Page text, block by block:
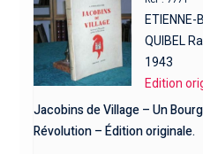
ETIENNE-
QUIBEL
1943
Edition
Jacobins de Village – Un
Révolution – Édition originale.